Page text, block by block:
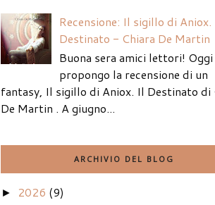
Recensione: Il sigillo di
Destinato - Chiara De Martin
Buona sera amici lettori!
propongo la recensione di un
fantasy, Il sigillo di Aniox. Il Destinato di
De Martin . A giugno...
ARCHIVIO DEL BLOG
► 2026 (9)